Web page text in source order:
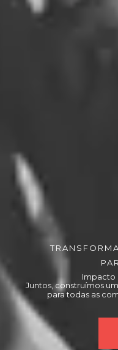
Impacto
Juntos, construímos
para todas as